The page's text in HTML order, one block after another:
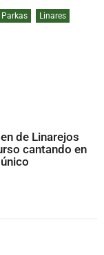
Parkas
Linares
de Linarejos
cantando en